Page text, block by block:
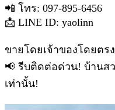
📲 โทร: 097-895-6456
📩 LINE ID: yaolinn
ขายโดยเจ้าของโดยตร
📢 รีบติดต่อด่วน! บ้านส
เท่านั้น!